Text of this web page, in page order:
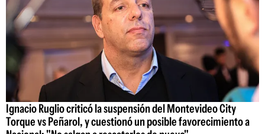
Ignacio Ruglio criticó la suspensión del Montevideo City
Torque vs Peñarol, y cuestionó un posible favorecimiento a